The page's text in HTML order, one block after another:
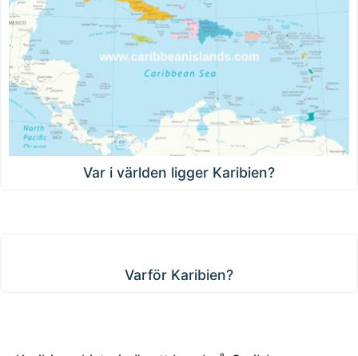
Var i världen ligger Karibien?
Varför Karibien?